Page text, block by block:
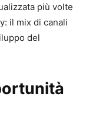
più volte
il mix di canali
del